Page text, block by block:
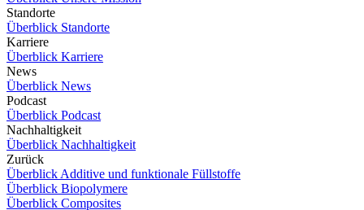
Standorte
Überblick Standorte
Karriere
Überblick Karriere
News
Überblick News
Podcast
Überblick Podcast
Nachhaltigkeit
Überblick Nachhaltigkeit
Zurück
Überblick Additive und funktionale Füllstoffe
Überblick Biopolymere
Überblick Composites